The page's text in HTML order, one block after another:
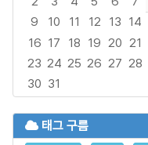
9
10 11 12 13 14
16 17 18 19 20 21
23 24 25 26 27 28
30 31
태그 구름